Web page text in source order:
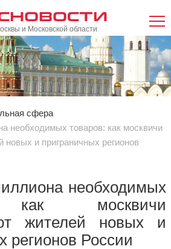
и Московской области
сфера
необходимых товаров: как москвичи
и приграничных регионов
необходимых
как москвичи
жителей новых и
регионов России